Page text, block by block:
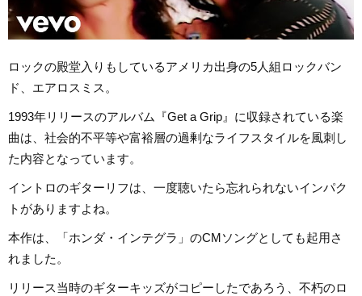
ロックの殿堂入りもしているアメリカ出身の5人組ロックバン
ド、エアロスミス。
1993年リリースのアルバム『Get a Grip』に収録されている楽
曲は、社会的不平等や富裕層の過剰なライフスタイルを風刺し
た内容となっています。
イントロのギターリフは、一度聴いたら忘れられないインパク
トがありますよね。
本作は、「ホンダ・インテグラ」のCMソングとしても起用さ
れました。
リリース当時のギターキッズがコピーしたであろう、不朽のロ